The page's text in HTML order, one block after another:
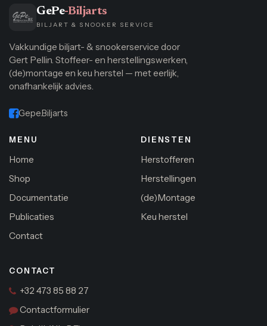
GePe-Biljarts
BILJART & SNOOKER SERVICE
Vakkundige biljart- & snookerservice door
Gert Pellin. Stoffeer- en herstellingswerken,
(de)montage en keu herstel — met eerlijk,
onafhankelijk advies.
Gepe.Biljarts
MENU
Home
Shop
Documentatie
Publicaties
Contact
DIENSTEN
Herstofferen
Herstellingen
(de)Montage
Keu herstel
CONTACT
+32 473 85 88 27
Contactformulier